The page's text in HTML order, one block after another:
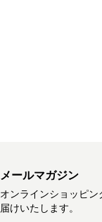
メールマガジン
オンラインショッピ
届けいたします。